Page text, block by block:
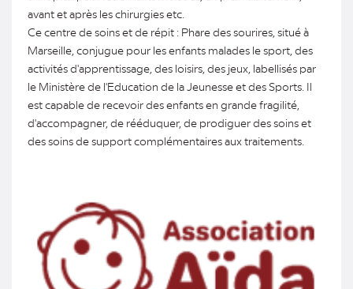
avant et après les chirurgies etc.
Ce centre de soins et de répit : Phare des sourires, situé à
Marseille, conjugue pour les enfants malades le sport, des
activités d'apprentissage, des loisirs, des jeux, labellisés par
le Ministère de l'Education de la Jeunesse et des Sports. Il
est capable de recevoir des enfants en grande fragilité,
d'accompagner, de rééduquer, de prodiguer des soins et
des soins de support complémentaires aux traitements.